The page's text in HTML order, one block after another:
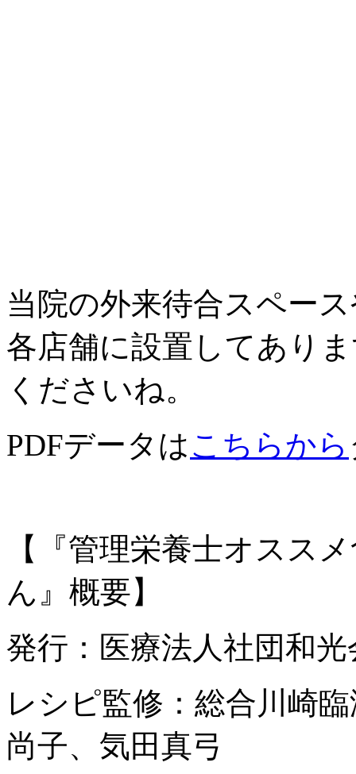
当院の外来待合スペー
各店舗に設置してあり
くださいね。
PDFデータはこちらから
【『管理栄養士オスス
ん』概要】
発行：医療法人社団和
レシピ監修：総合川崎
尚子、気田真弓